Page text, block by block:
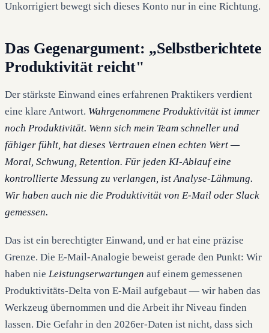
Unkorrigiert bewegt sich dieses Konto nur in eine Richtung.
Das Gegenargument: „Selbstberichtete
Produktivität reicht"
Der stärkste Einwand eines erfahrenen Praktikers verdient
eine klare Antwort. Wahrgenommene Produktivität ist immer
noch Produktivität. Wenn sich mein Team schneller und
fähiger fühlt, hat dieses Vertrauen einen echten Wert —
Moral, Schwung, Retention. Für jeden KI-Ablauf eine
kontrollierte Messung zu verlangen, ist Analyse-Lähmung.
Wir haben auch nie die Produktivität von E-Mail oder Slack
gemessen.
Das ist ein berechtigter Einwand, und er hat eine präzise
Grenze. Die E-Mail-Analogie beweist gerade den Punkt: Wir
haben nie Leistungserwartungen auf einem gemessenen
Produktivitäts-Delta von E-Mail aufgebaut — wir haben das
Werkzeug übernommen und die Arbeit ihr Niveau finden
lassen. Die Gefahr in den 2026er-Daten ist nicht, dass sich